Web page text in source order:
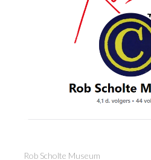
Rob Scholte Museum